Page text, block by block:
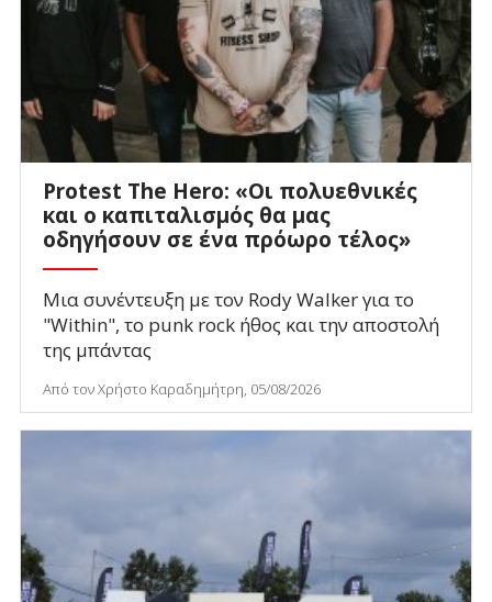
Protest The Hero: «Οι πολυεθνικές
και ο καπιταλισμός θα μας
οδηγήσουν σε ένα πρόωρο τέλος»
Μια συνέντευξη με τον Rody Walker για το
"Within", το punk rock ήθος και την αποστολή
της μπάντας
Από τον Χρήστο Καραδημήτρη, 05/08/2026